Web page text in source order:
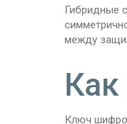
Гибридные
между
Ключ